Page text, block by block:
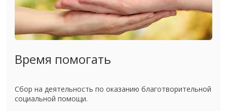
Время помогать
Сбор на деятельность по оказанию благотворительной
социальной помощи.